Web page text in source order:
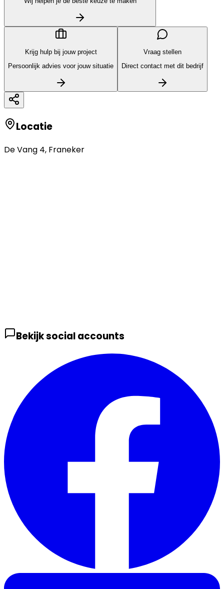
Krijg hulp bij jouw project
Persoonlijk advies voor jouw situatie
Vraag stellen
Direct contact met dit bedrijf
Locatie
De Vang 4, Franeker
Bekijk social accounts